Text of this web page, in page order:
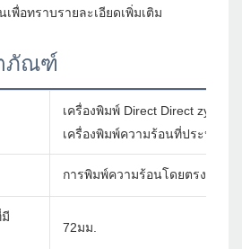
ภัณฑ์
เครื่องพิมพ์ Direct Direct zy907
เครื่องพิมพ์ความร้อนที่ประหยัดต้
การพิมพ์ความร้อนโดยตรง
72มม.